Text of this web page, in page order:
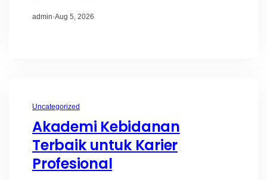
admin·Aug 5, 2026
Uncategorized
Akademi Kebidanan
Terbaik untuk Karier
Profesional